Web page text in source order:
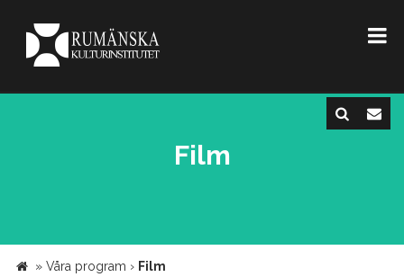
Film
» Våra program › Film